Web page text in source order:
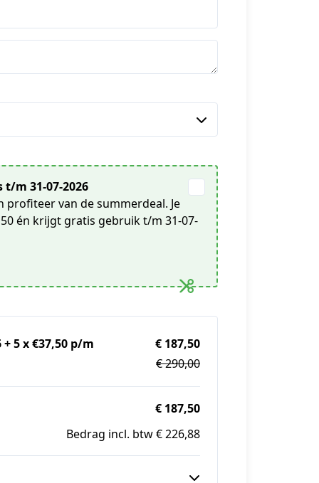
m 31-07-2026
profiteer van de summerdeal. Je
én krijgt gratis gebruik t/m 31-07-
5 x €37,50 p/m
€ 187,50
€ 290,00
€ 187,50
Bedrag incl. btw € 226,88